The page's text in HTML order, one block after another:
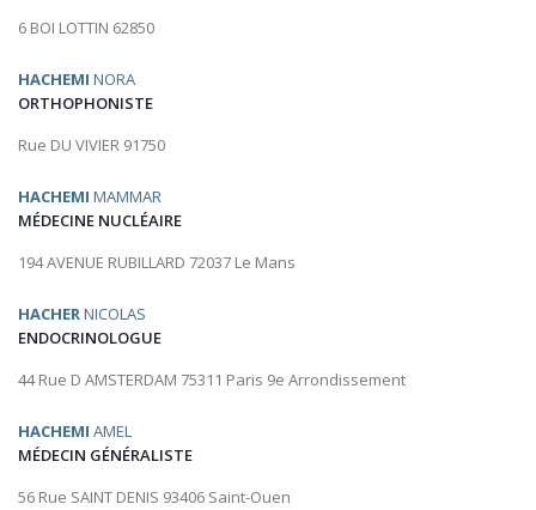
6 BOI LOTTIN 62850
HACHEMI NORA
ORTHOPHONISTE
Rue DU VIVIER 91750
HACHEMI MAMMAR
MÉDECINE NUCLÉAIRE
194 AVENUE RUBILLARD 72037 Le Mans
HACHERNICOLAS
ENDOCRINOLOGUE
44 Rue D AMSTERDAM 75311 Paris 9e Arrondissement
HACHEMI AMEL
MÉDECIN GÉNÉRALISTE
56 Rue SAINT DENIS 93406 Saint-Ouen